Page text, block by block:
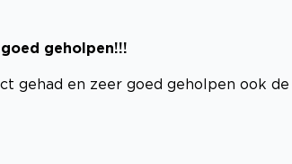
geholpen!!!
gehad en zeer goed geholpen ook